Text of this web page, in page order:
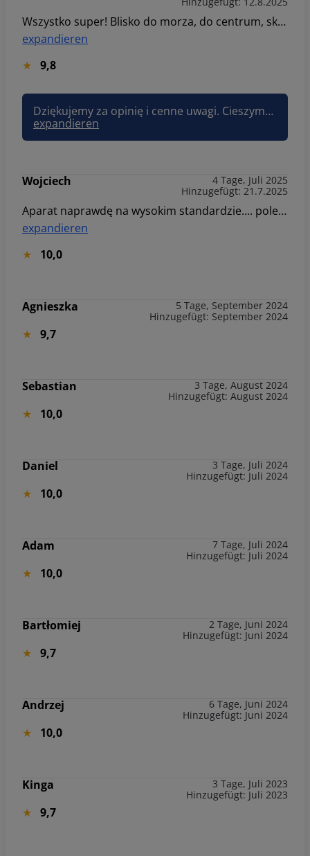
Wszystko super! Blisko do morza, do centrum, sklepów. Mam uwagę, SMS, który dostaliśmy z opisem dojazdu niestety kieruje pod zakaz wjazdu i trzeba kombinować aby dojechać GPS kieruje podobnie, a jak się nie zna miejscowości to trochę problem. I opłata depozytu również powinna być dostępna jako "szybki przelew", a nie numer karty, bo nie każdy takową posiada.
expandieren
9,8
Dziękujemy za opinię i cenne uwagi. Cieszymy się, że lokalizacja spełniła oczekiwania. Przekazaliśmy sugestię dotyczącą treści SMS-a oraz formy płatności depozytu – zależy nam na tym, by proces przyjazdu był jak najwygodniejszy. Zapraszamy ponownie! Pozdrawiam, Joanna Sun&Snow
expandieren
Wojciech
4 Tage, Juli 2025
Hinzugefügt: 21.7.2025
Aparat naprawdę na wysokim standardzie.... polecam serdecznie.
expandieren
10,0
Agnieszka
5 Tage, September 2024
Hinzugefügt: September 2024
9,7
Sebastian
3 Tage, August 2024
Hinzugefügt: August 2024
10,0
Daniel
3 Tage, Juli 2024
Hinzugefügt: Juli 2024
10,0
Adam
7 Tage, Juli 2024
Hinzugefügt: Juli 2024
10,0
Bartłomiej
2 Tage, Juni 2024
Hinzugefügt: Juni 2024
9,7
Andrzej
6 Tage, Juni 2024
Hinzugefügt: Juni 2024
10,0
Kinga
3 Tage, Juli 2023
Hinzugefügt: Juli 2023
9,7